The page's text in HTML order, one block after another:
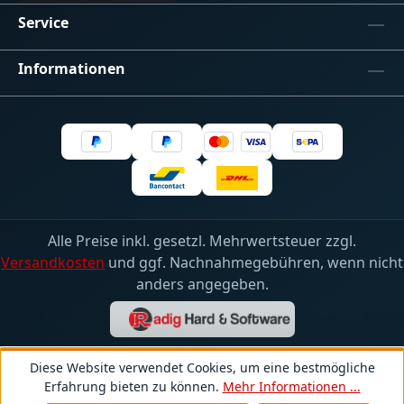
USBGewicht: 0,125kg Lieferumfang:Quad
RDM DMX Ethernet Gateway Modul im
Hutschienengehäuse Link zum Projekt
Service
Informationen
Alle Preise inkl. gesetzl. Mehrwertsteuer zzgl.
Versandkosten und ggf. Nachnahmegebühren, wenn nicht
anders angegeben.
Diese Website verwendet Cookies, um eine bestmögliche
Erfahrung bieten zu können. Mehr Informationen ...